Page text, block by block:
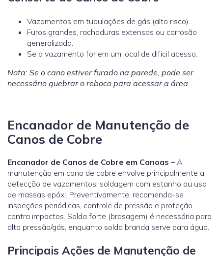
Vazamentos em tubulações de gás (alto risco).
Furos grandes, rachaduras extensas ou corrosão
generalizada.
Se o vazamento for em um local de difícil acesso.
Nota: Se o cano estiver furado na parede, pode ser
necessário quebrar o reboco para acessar a área.
Encanador de Manutenção de
Canos de Cobre
Encanador de Canos de Cobre em Canoas – A
manutenção em cano de cobre envolve principalmente a
detecção de vazamentos, soldagem com estanho ou uso
de massas epóxi. Preventivamente, recomenda-se
inspeções periódicas, controle de pressão e proteção
contra impactos. Solda forte (brasagem) é necessária para
alta pressão/gás, enquanto solda branda serve para água.
Principais Ações de Manutenção de